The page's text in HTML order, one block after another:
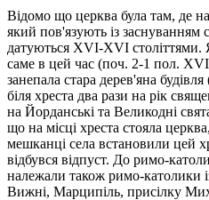
Відомо що церква була там, де
який пов'язують із заснуванням
датуються XVI-XVI cтoліттями.
саме в цей час (поч. 2-1 пол.
занепала стара дерев'яна
біля хреста два рази на рік
на Йорданські та Великодні
що на місці хреста стояла
мешканці села встановили цей
відбувся відпуст. До римо-
належали також римо-католики
Вижні, Марципіль, присілку